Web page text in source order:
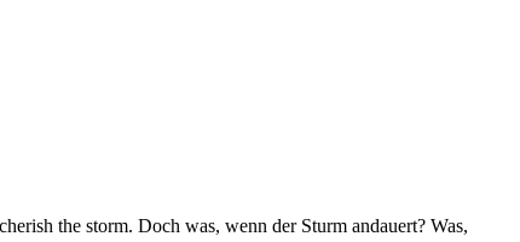
the storm. Doch was, wenn der Sturm andauert? Was,